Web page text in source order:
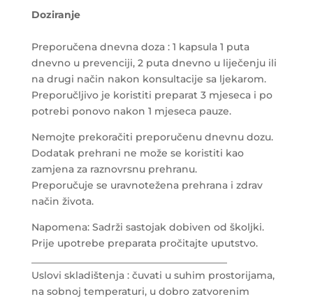
Doziranje
Preporučena dnevna doza : 1 kapsula 1 puta
dnevno u prevenciji, 2 puta dnevno u liječenju ili
na drugi način nakon konsultacije sa ljekarom.
Preporučljivo je koristiti preparat 3 mjeseca i po
potrebi ponovo nakon 1 mjeseca pauze.
Nemojte prekoračiti preporučenu dnevnu dozu.
Dodatak prehrani ne može se koristiti kao
zamjena za raznovrsnu prehranu.
Preporučuje se uravnotežena prehrana i zdrav
način života.
Napomena: Sadrži sastojak dobiven od školjki.
Prije upotrebe preparata pročitajte uputstvo.
Uslovi skladištenja : čuvati u suhim prostorijama,
na sobnoj temperaturi, u dobro zatvorenim